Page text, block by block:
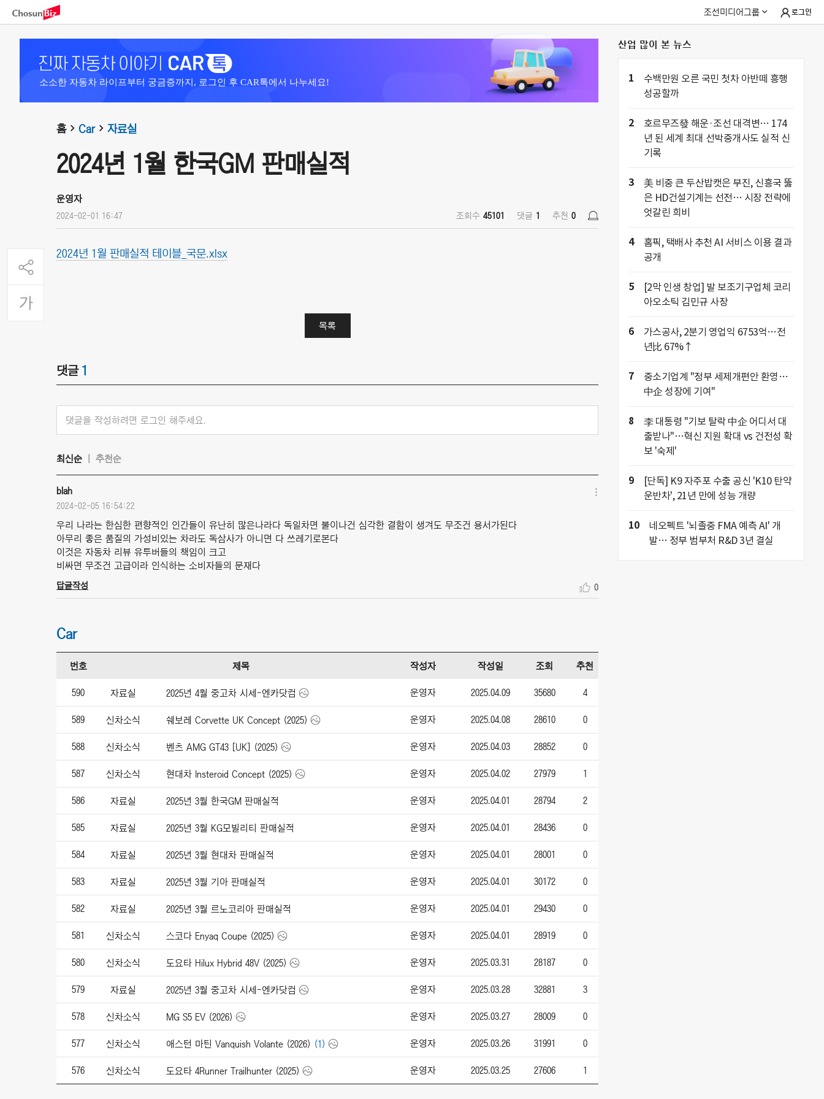
조선미디어그룹 로그인
소소한 자동차 라이프부터 궁금증까지, 로그인 후 CAR톡에서 나누세요!
홈 Car 자료실
2024년 1월 한국GM 판매실적
운영자
2024-02-01 16:47 조회수 45101 댓글 1 추천 0
2024년 1월 판매실적 테이블_국문.xlsx
목록
댓글 1
댓글을 작성하려면 로그인 해주세요.
최신순 추천순
blah
2024-02-05 16:54:22
우리 나라는 한심한 편향적인 인간들이 유난히 많은나라다 독일차면 불이나건 심각한 결함이 생겨도 무조건 용서가된다
아무리 좋은 품질의 가성비있는 차라도 독삼사가 아니면 다 쓰레기로본다
이것은 자동차 리뷰 유투버들의 책임이 크고
비싸면 무조건 고급이라 인식하는 소비자들의 문재다
답글작성 0
Car
번호 제목 작성자 작성일 조회 추천
590 자료실 2025년 4월 중고차 시세-엔카닷컴 운영자 2025.04.09 35680 4
589 신차소식 쉐보레 Corvette UK Concept (2025) 운영자 2025.04.08 28610 0
588 신차소식 벤츠 AMG GT43 [UK] (2025) 운영자 2025.04.03 28852 0
587 신차소식 현대차 Insteroid Concept (2025) 운영자 2025.04.02 27979 1
586 자료실 2025년 3월 한국GM 판매실적 운영자 2025.04.01 28794 2
585 자료실 2025년 3월 KG모빌리티 판매실적 운영자 2025.04.01 28436 0
584 자료실 2025년 3월 현대차 판매실적 운영자 2025.04.01 28001 0
583 자료실 2025년 3월 기아 판매실적 운영자 2025.04.01 30172 0
582 자료실 2025년 3월 르노코리아 판매실적 운영자 2025.04.01 29430 0
581 신차소식 스코다 Enyaq Coupe (2025) 운영자 2025.04.01 28919 0
580 신차소식 도요타 Hilux Hybrid 48V (2025) 운영자 2025.03.31 28187 0
579 자료실 2025년 3월 중고차 시세-엔카닷컴 운영자 2025.03.28 32881 3
578 신차소식 MG S5 EV (2026) 운영자 2025.03.27 28009 0
577 신차소식 애스턴 마틴 Vanquish Volante (2026) (1) 운영자 2025.03.26 31991 0
576 신차소식 도요타 4Runner Trailhunter (2025) 운영자 2025.03.25 27606 1
산업 많이 본 뉴스